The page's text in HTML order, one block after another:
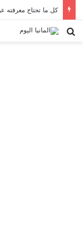
كل ما تحتاج معرفته
بحث عن